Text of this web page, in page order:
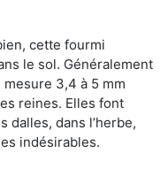
cette fourmi
le sol. Généralement
3,4 à 5 mm
reines. Elles font
dalles, dans l’herbe,
indésirables.